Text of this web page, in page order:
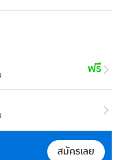
สมัครเลย
ฟรี